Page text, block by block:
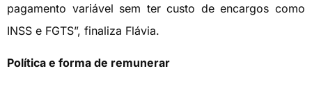
pagamento variável sem ter custo de encargos como
INSS e FGTS”, finaliza Flávia.
Política e forma de remunerar